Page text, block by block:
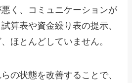
く、コミュニケーションが
算表や資金繰り表の提示、
ほとんどしていません。
の状態を改善することで、